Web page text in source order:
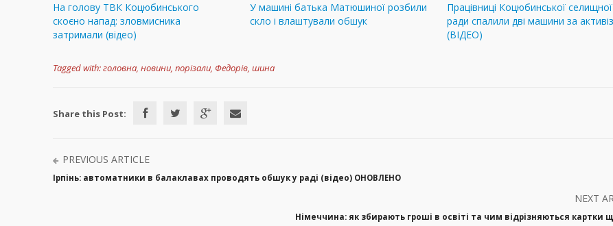
На голову ТВК Коцюбинського
скоєно напад: зловмисника
затримали (відео)
У машині батька Матюшиної розбили
скло і влаштували обшук
Працівниці Коцюбинської селищної
ради спалили дві машини за
(ВІДЕО)
Tagged with:головна, новини, порізали, Федорів, шина
Share this Post:
PREVIOUS ARTICLE
Ірпінь: автоматники в балаклавах проводять обшук у раді (відео) ОНОВЛЕНО
NEXT
Німеччина: як збирають гроші в освіті та чим відрізняються картки